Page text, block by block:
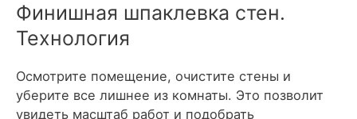
Финишная шпаклевка стен.
Технология
Осмотрите помещение, очистите стены и
уберите все лишнее из комнаты. Это позволит
увидеть масштаб работ и подобрать